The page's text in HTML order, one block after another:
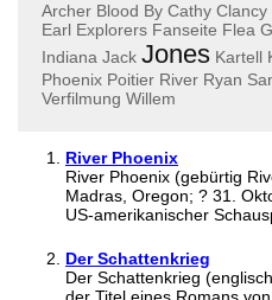
Archer Blood By Cathy Clancy
Earl Explorers Fanseite Flea
Indiana Jack Jones Kartell
Phoenix Poitier River Ryan
Verfilmung Willem
River Phoenix
River Phoenix (gebürtig
Madras, Oregon; ? 31.
US-amerikanischer
Der Schattenkrieg
Der Schattenkrieg